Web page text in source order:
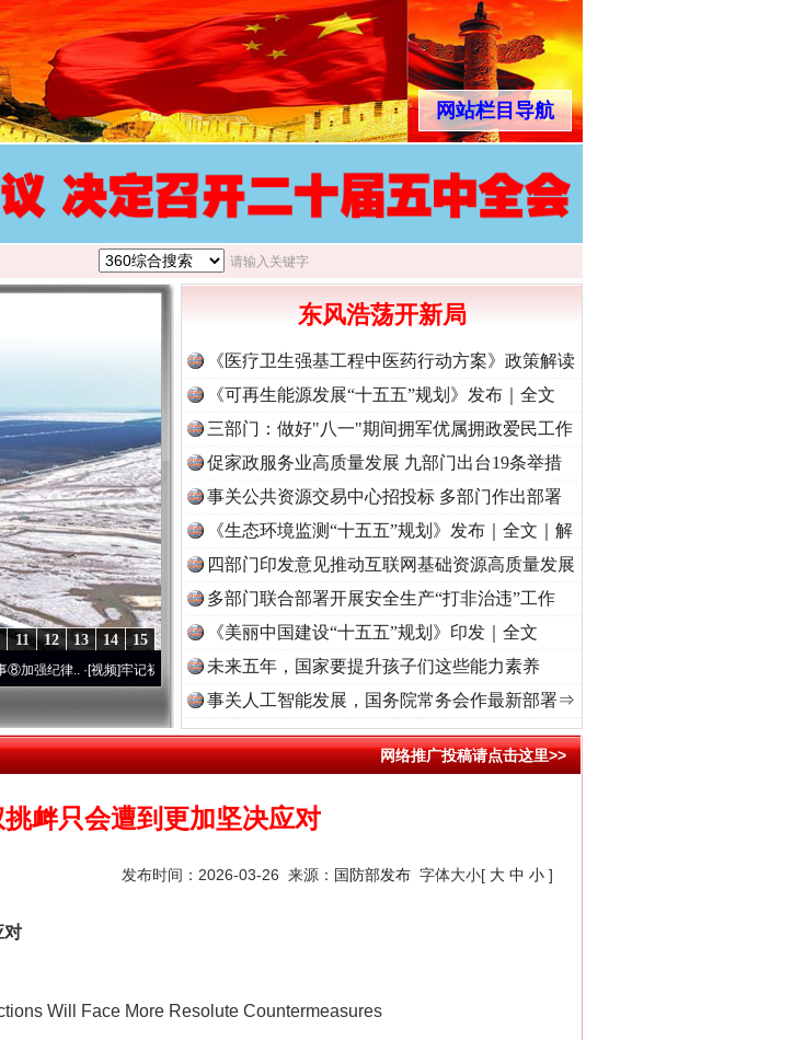
网站栏目导航
15
14
13
12
11
..·[视频]牢记初心使命 奋进复兴征程丨“转折之城”激荡..·[视频]牢记初心使命 奋进复兴征程丨红船起航处 潮起..
东风浩荡开新局
《医疗卫生强基工程中医药行动方案》政策解读
《可再生能源发展“十五五”规划》发布｜全文
三部门：做好"八一"期间拥军优属拥政爱民工作
促家政服务业高质量发展 九部门出台19条举措
事关公共资源交易中心招投标 多部门作出部署
《生态环境监测“十五五”规划》发布｜全文｜解
读
四部门印发意见推动互联网基础资源高质量发展
多部门联合部署开展安全生产“打非治违”工作
《美丽中国建设“十五五”规划》印发｜全文
未来五年，国家要提升孩子们这些能力素养
事关人工智能发展，国务院常务会作最新部署⇒
网络推广投稿请点击这里>>
衅只会遭到更加坚决应对
发布时间：2026-03-26 来源： 国防部发布 字体大小[ 大 中 小 ]
对
Will Face More Resolute Countermeasures